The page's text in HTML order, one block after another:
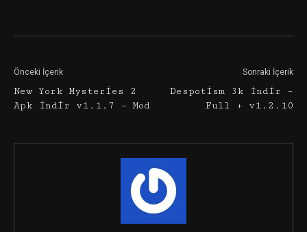
Önceki İçerik
New York Mysteries 2
Apk İndir v1.1.7 – Mod
Sonraki İçerik
Despotism 3k İndir –
Full + v1.2.10